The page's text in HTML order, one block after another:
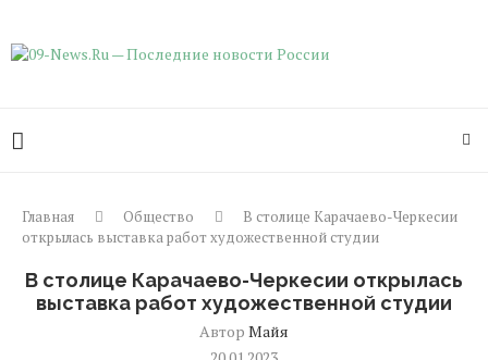
Главная Общество
В столице Карачаево-Черкесии
открылась выставка работ художественной студии
В столице Карачаево-Черкесии открылась
выставка работ художественной студии
Автор Майя